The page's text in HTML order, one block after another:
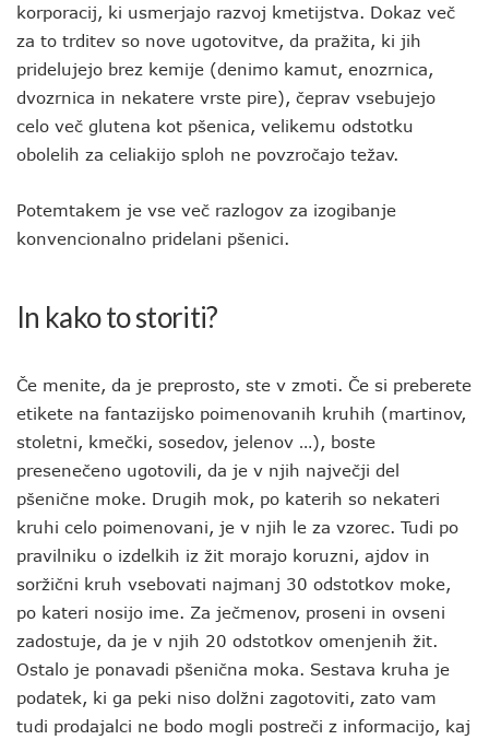
korporacij, ki usmerjajo razvoj kmetijstva. Dokaz več
za to trditev so nove ugotovitve, da pražita, ki jih
pridelujejo brez kemije (denimo kamut, enozrnica,
dvozrnica in nekatere vrste pire), čeprav vsebujejo
celo več glutena kot pšenica, velikemu odstotku
obolelih za celiakijo sploh ne povzročajo težav.
Potemtakem je vse več razlogov za izogibanje
konvencionalno pridelani pšenici.
In kako to storiti?
Če menite, da je preprosto, ste v zmoti. Če si preberete
etikete na fantazijsko poimenovanih kruhih (martinov,
stoletni, kmečki, sosedov, jelenov …), boste
presenečeno ugotovili, da je v njih največji del
pšenične moke. Drugih mok, po katerih so nekateri
kruhi celo poimenovani, je v njih le za vzorec. Tudi po
pravilniku o izdelkih iz žit morajo koruzni, ajdov in
soržični kruh vsebovati najmanj 30 odstotkov moke,
po kateri nosijo ime. Za ječmenov, proseni in ovseni
zadostuje, da je v njih 20 odstotkov omenjenih žit.
Ostalo je ponavadi pšenična moka. Sestava kruha je
podatek, ki ga peki niso dolžni zagotoviti, zato vam
tudi prodajalci ne bodo mogli postreči z informacijo, kaj